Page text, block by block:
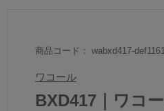
商品コード： wabxd417-
ワコール
BXD417｜ワコ